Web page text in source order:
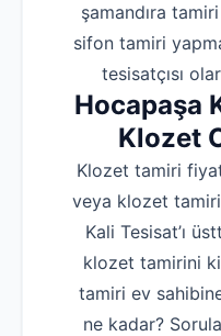
şamandıra
sifon tamiri
tesisatçısı
Hocapaşa
Klozet
Klozet tamiri
veya klozet
Kali Tesisat’ı
klozet tamirini
tamiri ev
ne kadar?